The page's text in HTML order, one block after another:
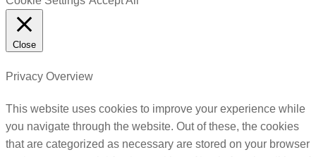
Close
Privacy Overview
This website uses cookies to improve your experience while
you navigate through the website. Out of these, the cookies
that are categorized as necessary are stored on your browser